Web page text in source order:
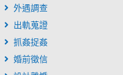
外遇調查
出軌蒐證
抓姦捉姦
婚前徵信